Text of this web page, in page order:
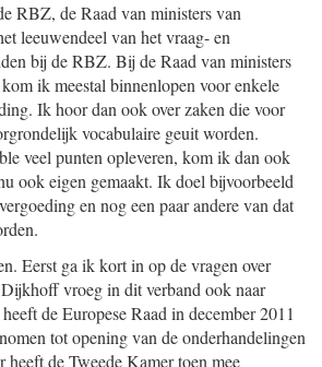
RBZ, de Raad van ministers van
leeuwendeel van het vraag- en
bij de RBZ. Bij de Raad van ministers
ik meestal binnenlopen voor enkele
Ik hoor dan ook over zaken die voor
vocabulaire geuit worden.
veel punten opleveren, kom ik dan ook
ook eigen gemaakt. Ik doel bijvoorbeeld
en nog een paar andere van dat
Eerst ga ik kort in op de vragen over
vroeg in dit verband ook naar
de Europese Raad in december 2011
tot opening van de onderhandelingen
heeft de Tweede Kamer toen mee